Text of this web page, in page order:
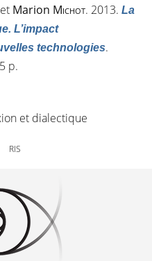
et Marion Michot. 2013. La
L’impact
technologies.
p.
et dialectique
RIS